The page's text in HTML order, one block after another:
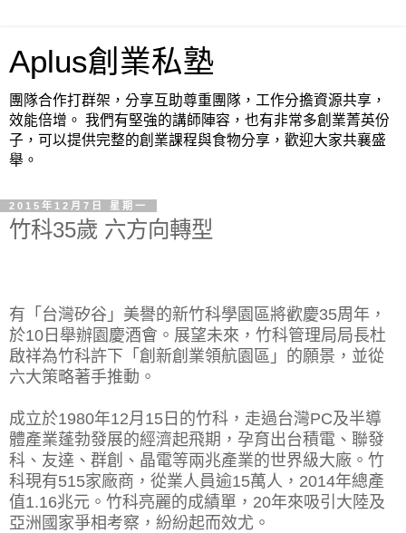
Aplus創業私塾
團隊合作打群架，分享互助尊重團隊，工作分擔資源共享，
效能倍增。 我們有堅強的講師陣容，也有非常多創業菁英份
子，可以提供完整的創業課程與食物分享，歡迎大家共襄盛
舉。
2015年12月7日 星期一
竹科35歲 六方向轉型
有「台灣矽谷」美譽的新竹科學園區將歡慶35周年，
於10日舉辦園慶酒會。展望未來，竹科管理局局長杜
啟祥為竹科許下「創新創業領航園區」的願景，並從
六大策略著手推動。
成立於1980年12月15日的竹科，走過台灣PC及半導
體產業蓬勃發展的經濟起飛期，孕育出台積電、聯發
科、友達、群創、晶電等兩兆產業的世界級大廠。竹
科現有515家廠商，從業人員逾15萬人，2014年總產
值1.16兆元。竹科亮麗的成績單，20年來吸引大陸及
亞洲國家爭相考察，紛紛起而效尤。